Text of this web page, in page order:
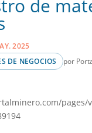
de
2025
DE NEGOCIOS
por
pages/